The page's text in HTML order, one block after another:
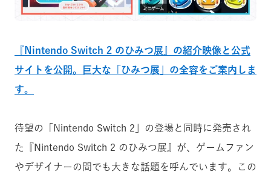
『Nintendo Switch 2 のひみつ展』の紹介映像と公式
サイトを公開。巨大な「ひみつ展」の全容をご案内しま
す。
待望の「Nintendo Switch 2」の登場と同時に発売され
た『Nintendo Switch 2 のひみつ展』が、ゲームファン
やデザイナーの間でも大きな話題を呼んでいます。この